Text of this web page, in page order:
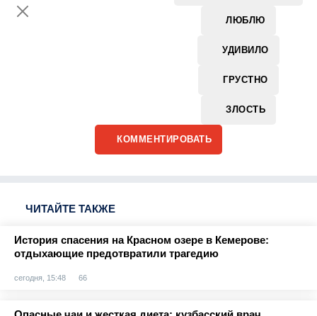
ЛЮБЛЮ
УДИВИЛО
ГРУСТНО
ЗЛОСТЬ
КОММЕНТИРОВАТЬ
ЧИТАЙТЕ ТАКЖЕ
История спасения на Красном озере в Кемерове:
отдыхающие предотвратили трагедию
сегодня, 15:48 66